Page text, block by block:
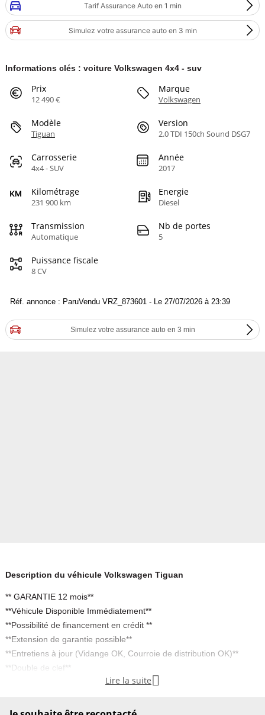
Tarif Assurance Auto en 1 min
Simulez votre assurance auto en 3 min
Informations clés : voiture Volkswagen 4x4 - suv
Prix
12 490 €
Marque
Volkswagen
Modèle
Tiguan
Version
2.0 TDI 150ch Sound DSG7
Carrosserie
4x4 - SUV
Année
2017
Kilométrage
231 900 km
Energie
Diesel
Transmission
Automatique
Nb de portes
5
Puissance fiscale
8 CV
Réf. annonce : ParuVendu VRZ_873601 - Le 27/07/2026 à 23:39
Simulez votre assurance auto en 3 min
Description du véhicule Volkswagen Tiguan
** GARANTIE 12 mois**
**Véhicule Disponible Immédiatement**
**Possibilité de financement en crédit **
**Extension de garantie possible**
**Entretiens à jour (Vidange OK, Courroie de distribution OK)**
**Double de clef**
Lire la suite 